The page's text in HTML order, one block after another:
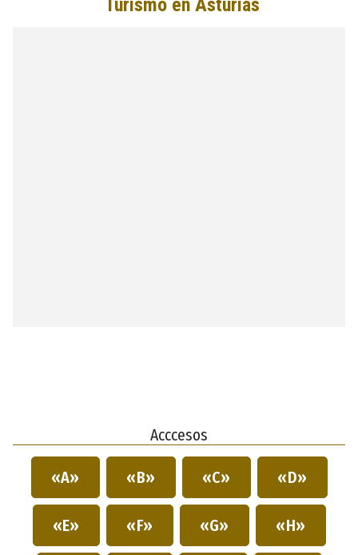
Acccesos
«A» «B» «C» «D»
«E» «F» «G» «H»